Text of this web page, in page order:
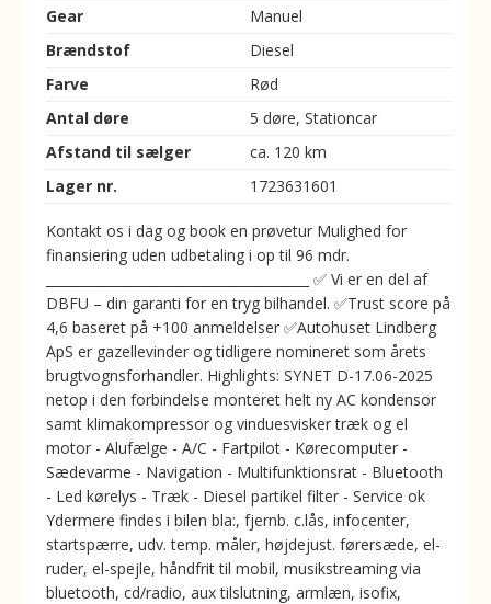
Gear
Manuel
Brændstof
Diesel
Farve
Rød
Antal døre
5 døre, Stationcar
Afstand til sælger
ca. 120 km
Lager nr.
1723631601
Kontakt os i dag og book en prøvetur Mulighed for
finansiering uden udbetaling i op til 96 mdr.
________________________________________ ✅ Vi er en del af
DBFU – din garanti for en tryg bilhandel. ✅Trust score på
4,6 baseret på +100 anmeldelser ✅Autohuset Lindberg
ApS er gazellevinder og tidligere nomineret som årets
brugtvognsforhandler. Highlights: SYNET D-17.06-2025
netop i den forbindelse monteret helt ny AC kondensor
samt klimakompressor og vinduesvisker træk og el
motor - Alufælge - A/C - Fartpilot - Kørecomputer -
Sædevarme - Navigation - Multifunktionsrat - Bluetooth
- Led kørelys - Træk - Diesel partikel filter - Service ok
Ydermere findes i bilen bla:, fjernb. c.lås, infocenter,
startspærre, udv. temp. måler, højdejust. førersæde, el-
ruder, el-spejle, håndfrit til mobil, musikstreaming via
bluetooth, cd/radio, aux tilslutning, armlæn, isofix,